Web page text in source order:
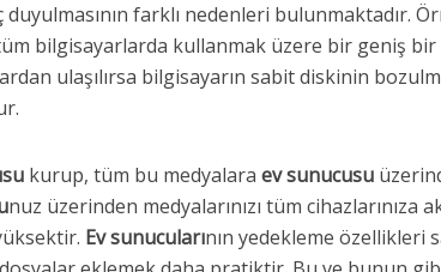
duyulmasının farklı nedenleri bulunmaktadır.
bilgisayarlarda kullanmak üzere bir geniş bir
ulaşılırsa bilgisayarın sabit diskinin
kurup, tüm bu medyalara ev sunucusu
nuz üzerinden medyalarınızı tüm cihazlarınıza
Ev sunucularının yedekleme özellikleri